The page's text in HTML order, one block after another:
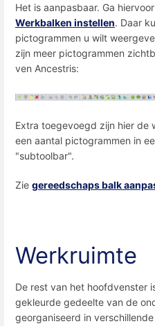
Het is aanpasbaar. Ga
Werkbalken instellen. Daar
pictogrammen u wilt
zijn meer pictogrammen
ven Ancestris:
Extra toegevoegd zijn hier de
een aantal pictogrammen in
"subtoolbar".
Zie gereedschaps balk
Werkruimte
De rest van het hoofdvenster
gekleurde gedeelte van de
georganiseerd in